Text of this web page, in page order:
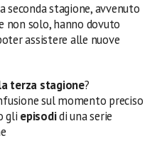
seconda stagione, avvenuto
non solo, hanno dovuto
assistere alle nuove
terza stagione?
sul momento preciso
gli episodidi una serie